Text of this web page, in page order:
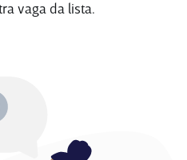
vaga da lista.